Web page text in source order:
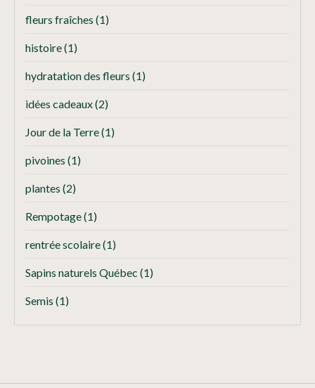
fleurs fraîches (1)
histoire(1)
hydratation des fleurs (1)
idées cadeaux(2)
Jour de la Terre(1)
pivoines (1)
plantes (2)
Rempotage(1)
rentrée scolaire(1)
Sapins naturels Québec (1)
Semis (1)